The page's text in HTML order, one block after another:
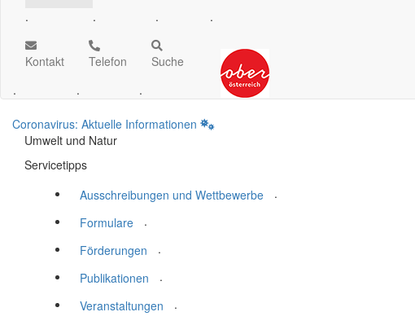
.
.
.
.
Kontakt
.
Telefon
.
Suche
.
Coronavirus: Aktuelle Informationen
Umwelt und Natur
Servicetipps
Ausschreibungen und Wettbewerbe
.
Formulare
.
Förderungen
.
Publikationen
.
Veranstaltungen
.